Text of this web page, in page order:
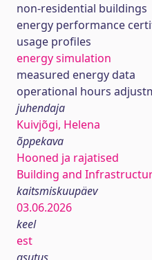
non-residential buildings
energy performance
usage profiles
energy simulation
measured energy data
operational hours
juhendaja
Kuivjõgi, Helena
õppekava
Hooned ja rajatised
Building and
kaitsmiskuupäev
03.06.2026
keel
est